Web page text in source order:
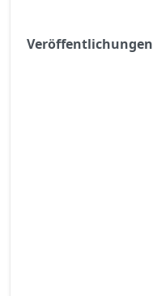
Veröffentlichungen